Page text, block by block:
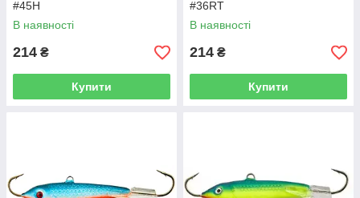
#45H
В наявності
214 ₴
Купити
#36RT
В наявності
214 ₴
Купити